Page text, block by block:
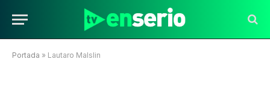
Portada » Lautaro Malslin